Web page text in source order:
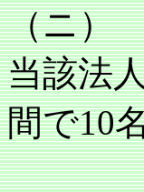
（ニ）
当該法
間で10